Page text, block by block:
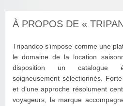
À PROPOS DE «
Tripandco s’impose comme une
le domaine de la location
disposition un catalogue
soigneusement sélectionnés.
et d’une approche résolument
voyageurs, la marque